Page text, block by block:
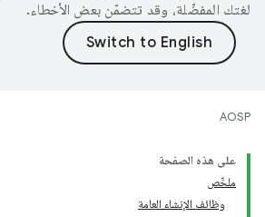
لغتك المفضّلة، وقد تتضمّن بعض الأخطاء.
AOSP
على هذه الصفحة
ملخّص
وظائف الإنشاء العامة